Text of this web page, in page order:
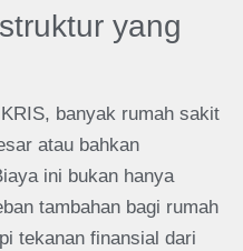
yang
banyak rumah sakit
atau bahkan
ini bukan hanya
tambahan bagi rumah
tekanan finansial dari